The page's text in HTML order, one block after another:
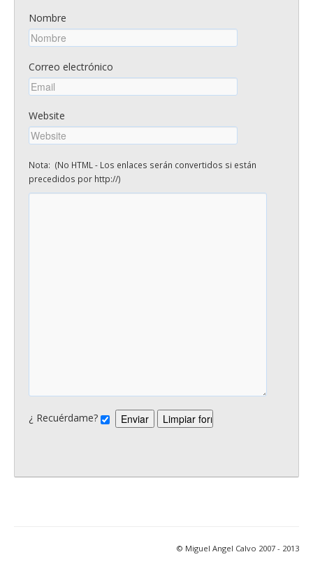
Nombre
Correo electrónico
Website
Nota: (No HTML - Los enlaces serán convertidos si están
precedidos por http://)
¿ Recuérdame?
© Miguel Angel Calvo 2007 - 2013